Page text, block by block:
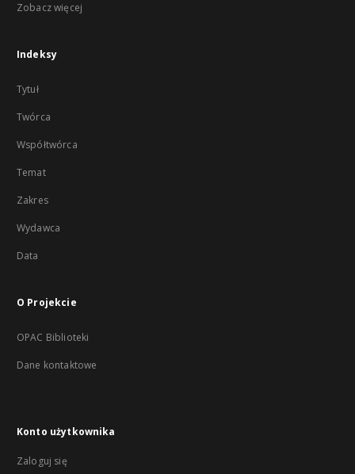
Zobacz więcej
Indeksy
Tytuł
Twórca
Współtwórca
Temat
Zakres
Wydawca
Data
O Projekcie
OPAC Biblioteki
Dane kontaktowe
Konto użytkownika
Zaloguj się